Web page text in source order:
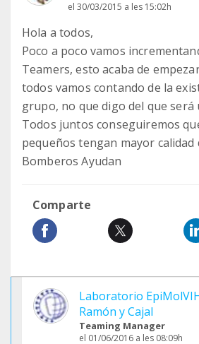
el 30/03/2015 a les 15:02h
Hola a todos,
Poco a poco vamos
Teamers, esto acaba de
todos vamos contando de la
grupo, no que digo del que
Todos juntos conseguiremos
pequeños tengan mayor calidad
Bomberos Ayudan
Comparte
Laboratorio
Ramón y Cajal
Teaming Manager
el 01/06/2016 a les 08:09h